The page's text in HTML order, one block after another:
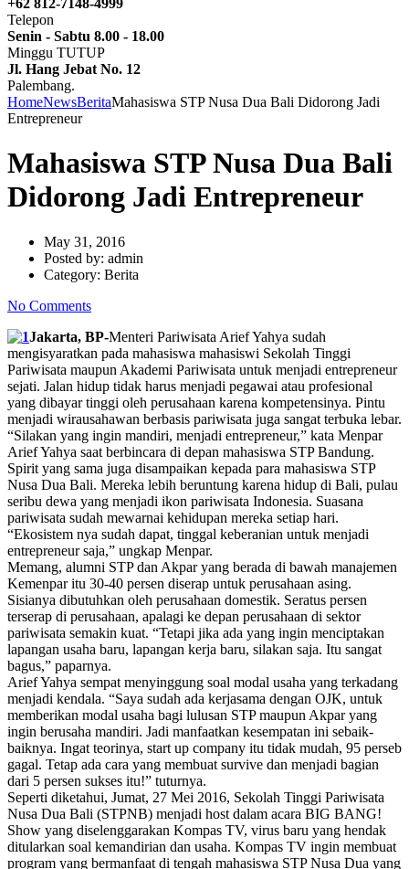
+62 812-7148-4999
Telepon
Senin - Sabtu 8.00 - 18.00
Minggu TUTUP
Jl. Hang Jebat No. 12
Palembang.
HomeNewsBeritaMahasiswa STP Nusa Dua Bali Didorong Jadi
Entrepreneur
Mahasiswa STP Nusa Dua Bali
Didorong Jadi Entrepreneur
May 31, 2016
Posted by: admin
Category: Berita
No Comments
Jakarta, BP-Menteri Pariwisata Arief Yahya sudah
mengisyaratkan pada mahasiswa mahasiswi Sekolah Tinggi
Pariwisata maupun Akademi Pariwisata untuk menjadi entrepreneur
sejati. Jalan hidup tidak harus menjadi pegawai atau profesional
yang dibayar tinggi oleh perusahaan karena kompetensinya. Pintu
menjadi wirausahawan berbasis pariwisata juga sangat terbuka lebar.
“Silakan yang ingin mandiri, menjadi entrepreneur,” kata Menpar
Arief Yahya saat berbincara di depan mahasiswa STP Bandung.
Spirit yang sama juga disampaikan kepada para mahasiswa STP
Nusa Dua Bali. Mereka lebih beruntung karena hidup di Bali, pulau
seribu dewa yang menjadi ikon pariwisata Indonesia. Suasana
pariwisata sudah mewarnai kehidupan mereka setiap hari.
“Ekosistem nya sudah dapat, tinggal keberanian untuk menjadi
entrepreneur saja,” ungkap Menpar.
Memang, alumni STP dan Akpar yang berada di bawah manajemen
Kemenpar itu 30-40 persen diserap untuk perusahaan asing.
Sisianya dibutuhkan oleh perusahaan domestik. Seratus persen
terserap di perusahaan, apalagi ke depan perusahaan di sektor
pariwisata semakin kuat. “Tetapi jika ada yang ingin menciptakan
lapangan usaha baru, lapangan kerja baru, silakan saja. Itu sangat
bagus,” paparnya.
Arief Yahya sempat menyinggung soal modal usaha yang terkadang
menjadi kendala. “Saya sudah ada kerjasama dengan OJK, untuk
memberikan modal usaha bagi lulusan STP maupun Akpar yang
ingin berusaha mandiri. Jadi manfaatkan kesempatan ini sebaik-
baiknya. Ingat teorinya, start up company itu tidak mudah, 95 perseb
gagal. Tetap ada cara yang membuat survive dan menjadi bagian
dari 5 persen sukses itu!” tuturnya.
Seperti diketahui, Jumat, 27 Mei 2016, Sekolah Tinggi Pariwisata
Nusa Dua Bali (STPNB) menjadi host dalam acara BIG BANG!
Show yang diselenggarakan Kompas TV, virus baru yang hendak
ditularkan soal kemandirian dan usaha. Kompas TV ingin membuat
program yang bermanfaat di tengah mahasiswa STP Nusa Dua yang